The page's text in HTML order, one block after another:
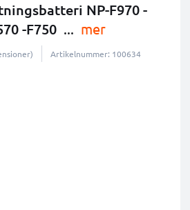
NP-F970 -
-F750 ... mer
Artikelnummer: 100634